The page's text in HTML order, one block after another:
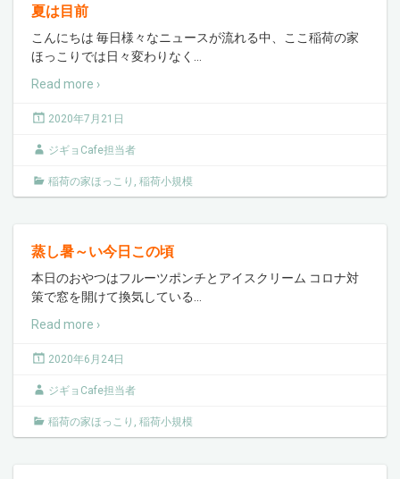
夏は目前
こんにちは 毎日様々なニュースが流れる中、ここ稲荷の家
ほっこりでは日々変わりなく
Read more ›
2020年7月21日
ジギョCafe担当者
稲荷の家ほっこり , 稲荷小規模
蒸し暑～い今日この頃
本日のおやつはフルーツポンチとアイスクリーム コロナ対
策で窓を開けて換気している
Read more ›
2020年6月24日
ジギョCafe担当者
稲荷の家ほっこり , 稲荷小規模